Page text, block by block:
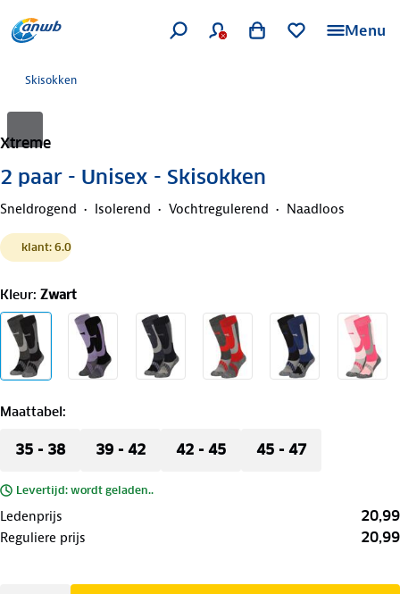
Menu
Skisokken
Xtreme
2 paar - Unisex - Skisokken
Sneldrogend Isolerend Vochtregulerend Naadloos
klant: 6.0
Kleur: Zwart
Maattabel:
35 - 38 39 - 42 42 - 45 45 - 47
Levertijd: wordt geladen..
Ledenprijs 20,99
Reguliere prijs 20,99